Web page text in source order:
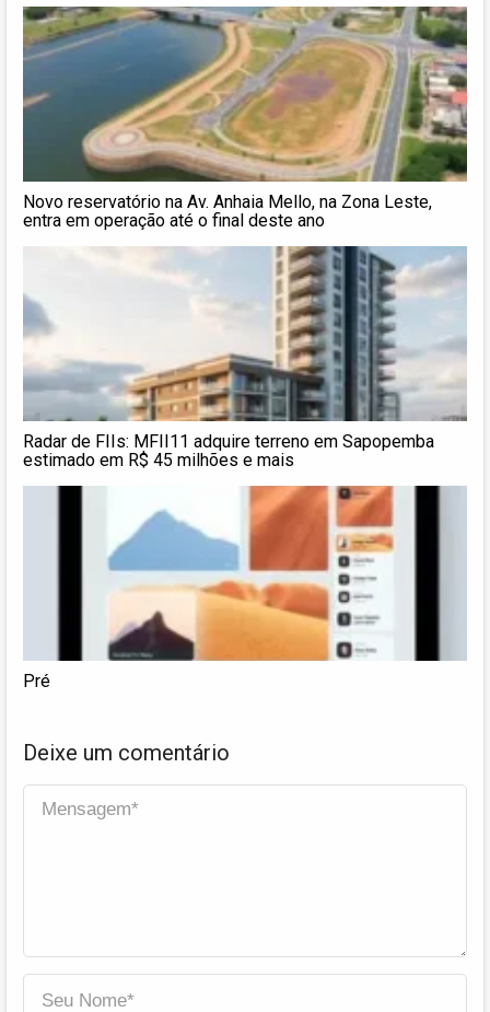
Novo reservatório na Av. Anhaia Mello, na Zona Leste,
entra em operação até o final deste ano
Radar de FIIs: MFII11 adquire terreno em Sapopemba
estimado em R$ 45 milhões e mais
Pré
Deixe um comentário